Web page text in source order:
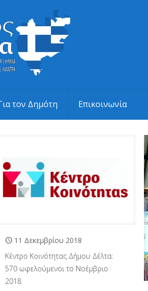
τον Δημότη Επικοινωνία
11 Δεκεμβρίου 2018
Κέντρο Κοινότητας Δήμου Δέλτα:
570 ωφελούμενοι το Νοέμβριο
2018